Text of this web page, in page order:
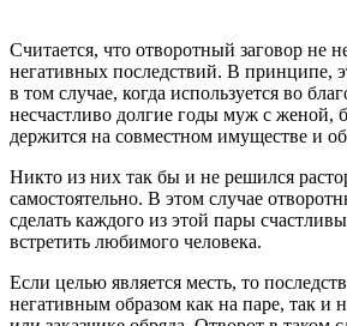
Считается, что отворотный заговор не
негативных последствий. В принципе,
в том случае, когда используется во
несчастливо долгие годы муж с женой,
держится на совместном имуществе и
Никто из них так бы и не решился
самостоятельно. В этом случае
сделать каждого из этой пары
встретить любимого человека.
Если целью является месть, то
негативным образом как на паре, так и